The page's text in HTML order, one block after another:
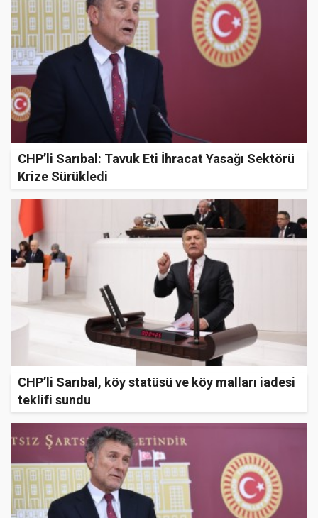
CHP’li Sarıbal: Tavuk Eti İhracat Yasağı Sektörü
Krize Sürükledi
CHP’li Sarıbal, köy statüsü ve köy malları iadesi
teklifi sundu